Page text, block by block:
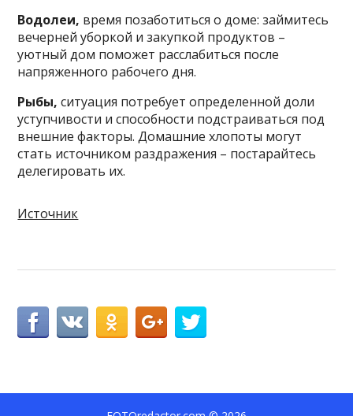
Водолеи, время позаботиться о доме: займитесь
вечерней уборкой и закупкой продуктов –
уютный дом поможет расслабиться после
напряженного рабочего дня.
Рыбы, ситуация потребует определенной доли
уступчивости и способности подстраиваться под
внешние факторы. Домашние хлопоты могут
стать источником раздражения – постарайтесь
делегировать их.
Источник